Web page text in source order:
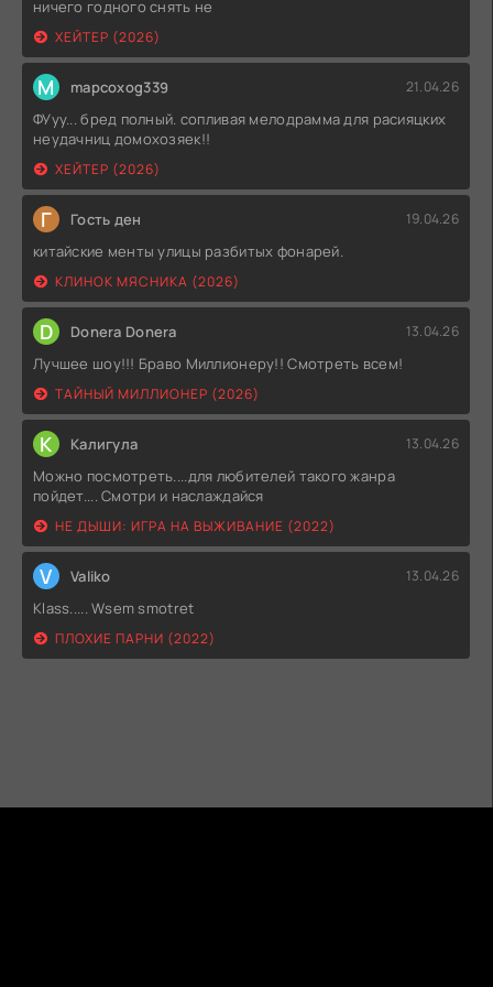
ничего годного снять не
ХЕЙТЕР (2026)
M mapcoxog339 21.04.26
ФУуу... бред полный. сопливая мелодрамма для расияцких
неудачниц домохозяек!!
ХЕЙТЕР (2026)
Г Гость ден 19.04.26
китайские менты улицы разбитых фонарей.
КЛИНОК МЯСНИКА (2026)
D Donera Donera 13.04.26
Лучшее шоу!!! Браво Миллионеру!! Смотреть всем!
ТАЙНЫЙ МИЛЛИОНЕР (2026)
К Калигула 13.04.26
Можно посмотреть....для любителей такого жанра
пойдет.... Смотри и наслаждайся
НЕ ДЫШИ: ИГРА НА ВЫЖИВАНИЕ (2022)
V Valiko 13.04.26
Klass..... Wsem smotret
ПЛОХИЕ ПАРНИ (2022)